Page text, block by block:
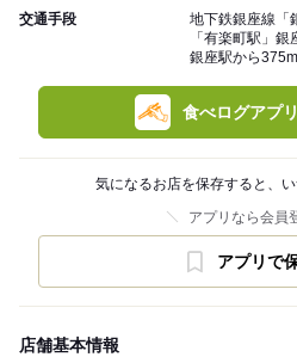
交通手段
地下鉄銀座線「
「有楽町駅」
銀座駅から375m
食べログアプ
気になるお店を保存すると、い
アプリなら会員
アプリで
店舗基本情報